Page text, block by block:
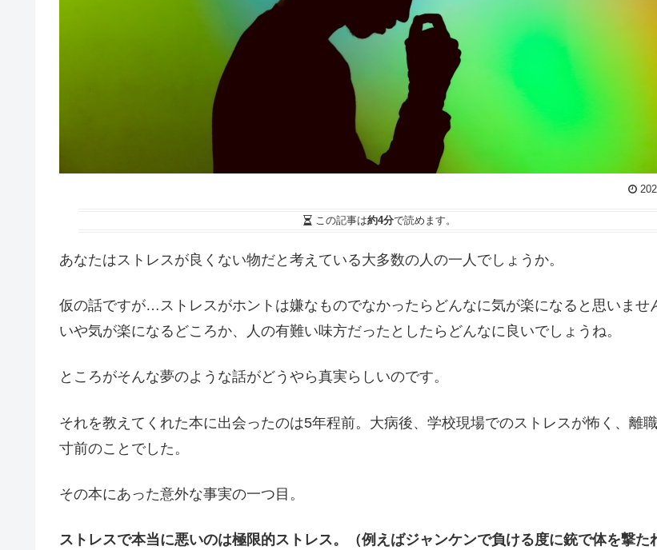
この記事は約4分で読めます。
あなたはストレスが良くない物だと考えている大多数の人の一人でしょうか。
仮の話ですが…ストレスがホントは嫌なものでなかったらどんなに気が楽になると思いませ
いや気が楽になるどころか、人の有難い味方だったとしたらどんなに良いでしょうね。
ところがそんな夢のような話がどうやら真実らしいのです。
それを教えてくれた本に出会ったのは5年程前。大病後、学校現場でのストレスが怖く、離
寸前のことでした。
その本にあった意外な事実の一つ目。
ストレスで本当に悪いのは極限的ストレス。（例えばジャンケンで負ける度に銃で体を撃た